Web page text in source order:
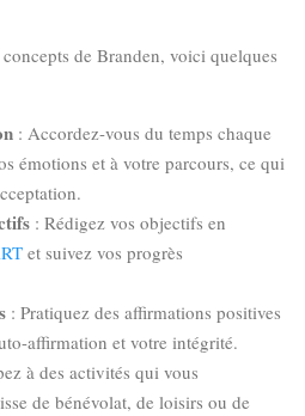
de Branden, voici quelques
: Accordez-vous du temps chaque
émotions et à votre parcours, ce qui
: Rédigez vos objectifs en
et suivez vos progrès
: Pratiquez des affirmations positives
affirmation et votre intégrité.
à des activités qui vous
de bénévolat, de loisirs ou de